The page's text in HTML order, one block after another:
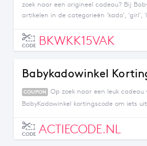
zoek naar een origineel cadeau? Bij
artikelen in de categorieën 'kado', 'girl',
CODE BKWKK15VAK
Babykadowinkel
COUPON
Op zoek naar een leuk cadeau
BabyKadowinkel kortingscode om iets
CODE ACTIECODE.NL